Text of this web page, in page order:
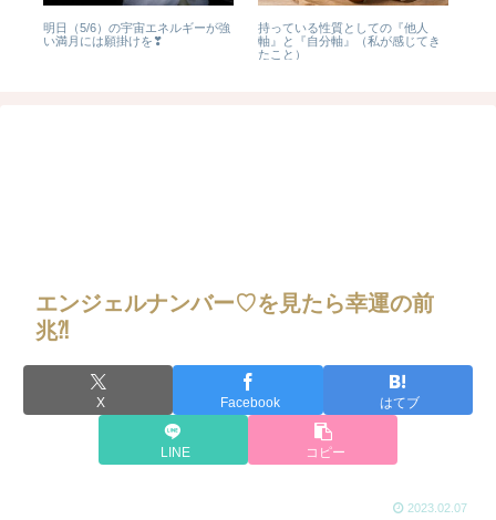
明日（5/6）の宇宙エネルギーが強
い満月には願掛けを❣
持っている性質としての『他人
軸』と『自分軸』（私が感じてき
たこと）
エンジェルナンバー♡を見たら幸運の前
兆⁈
X Facebook はてブ
LINE コピー
2023.02.07